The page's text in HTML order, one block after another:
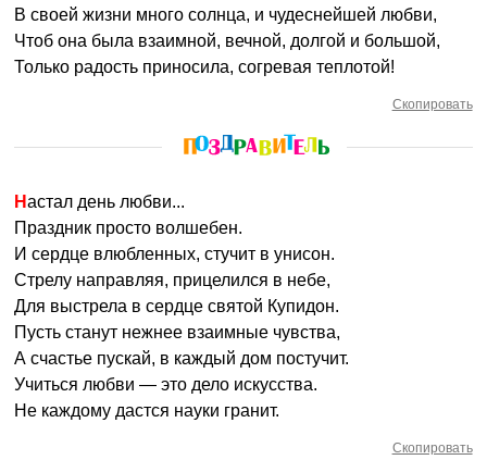
В своей жизни много солнца, и чудеснейшей любви,
Чтоб она была взаимной, вечной, долгой и большой,
Только радость приносила, согревая теплотой!
Скопировать
Настал день любви...
Праздник просто волшебен.
И сердце влюбленных, стучит в унисон.
Стрелу направляя, прицелился в небе,
Для выстрела в сердце святой Купидон.
Пусть станут нежнее взаимные чувства,
А счастье пускай, в каждый дом постучит.
Учиться любви — это дело искусства.
Не каждому дастся науки гранит.
Скопировать